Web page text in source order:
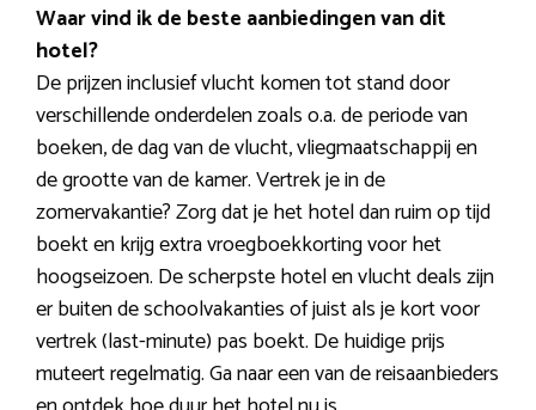
Waar vind ik de beste aanbiedingen van dit
hotel?
De prijzen inclusief vlucht komen tot stand door
verschillende onderdelen zoals o.a. de periode van
boeken, de dag van de vlucht, vliegmaatschappij en
de grootte van de kamer. Vertrek je in de
zomervakantie? Zorg dat je het hotel dan ruim op tijd
boekt en krijg extra vroegboekkorting voor het
hoogseizoen. De scherpste hotel en vlucht deals zijn
er buiten de schoolvakanties of juist als je kort voor
vertrek (last-minute) pas boekt. De huidige prijs
muteert regelmatig. Ga naar een van de reisaanbieders